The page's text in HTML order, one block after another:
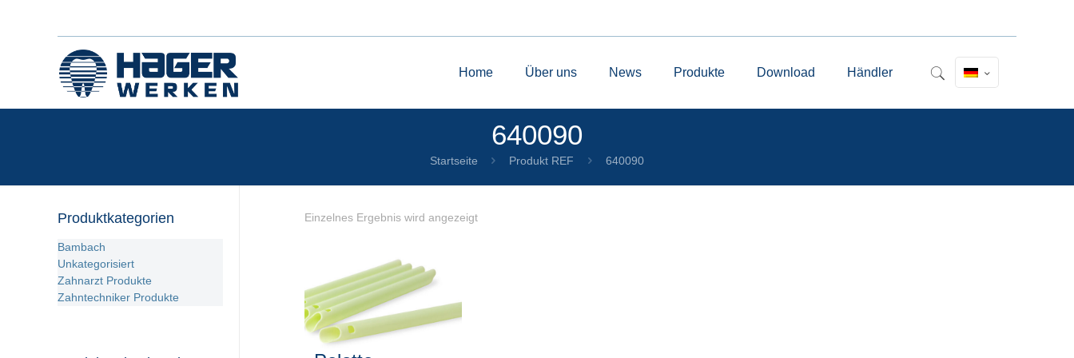
Home Über uns News Produkte Download Händler
640090
Startseite Produkt REF 640090
Einzelnes Ergebnis wird angezeigt
Produktkategorien
Bambach
Unkategorisiert
Zahnarzt Produkte
Zahntechniker Produkte